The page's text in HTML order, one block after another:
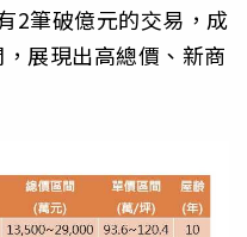
2筆破億元的交易，成
展現出高總價、新商